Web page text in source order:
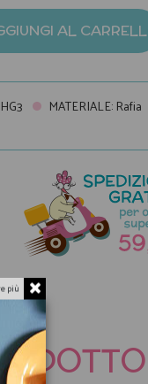
AL
MATERIALE: Rafia
più